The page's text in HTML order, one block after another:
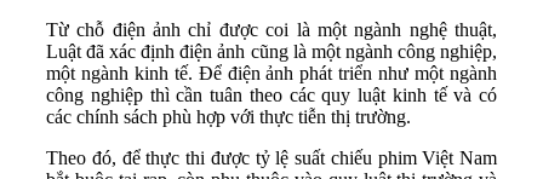
Từ chỗ điện ảnh chỉ được coi là một ngành nghệ thuật,
Luật đã xác định điện ảnh cũng là một ngành công nghiệp,
một ngành kinh tế. Để điện ảnh phát triển như một ngành
công nghiệp thì cần tuân theo các quy luật kinh tế và có
các chính sách phù hợp với thực tiễn thị trường.
Theo đó, để thực thi được tỷ lệ suất chiếu phim Việt Nam